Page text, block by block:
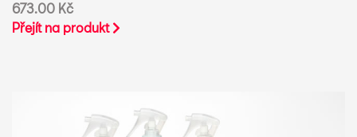
673.00 Kč
Přejít na produkt